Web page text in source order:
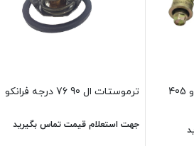
واشر گلویه (استیل) اگزوز پژو 405
ترموستات ال 90 76 درجه فرانکو
جهت استعلام قیمت تماس بگیرید